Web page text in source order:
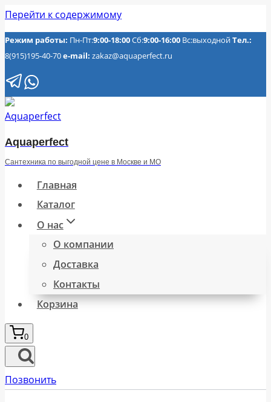
Перейти к содержимому
Режим работы: Пн-Пт:9:00-18:00Сб:9:00-16:00 Вс:выходнойТел.:
8(915)195-40-70e-mail: zakaz@aquaperfect.ru
Aquaperfect
Сантехника по выгодной цене в Москве и МО
Главная
Каталог
О нас
О компании
Доставка
Контакты
Корзина
0
Позвонить